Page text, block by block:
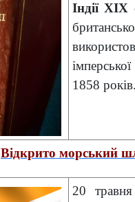
Індії ХІХ
1858
Відкрито морський
20